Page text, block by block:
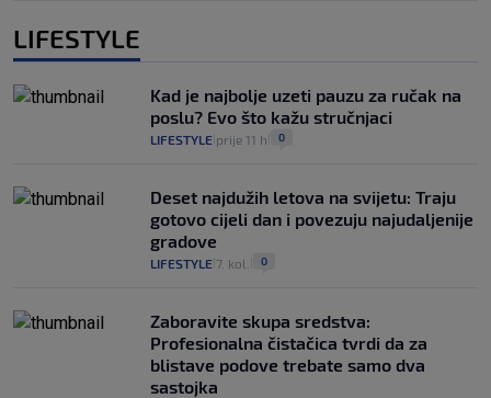
LIFESTYLE
Kad je najbolje uzeti pauzu za ručak na
poslu? Evo što kažu stručnjaci
LIFESTYLE prije 11 h 0
Deset najdužih letova na svijetu: Traju
gotovo cijeli dan i povezuju najudaljenije
gradove
LIFESTYLE 7. kol. 0
Zaboravite skupa sredstva:
Profesionalna čistačica tvrdi da za
blistave podove trebate samo dva
sastojka